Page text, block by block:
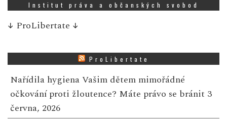
Institut práva a občanských svobod
↓ ProLibertate ↓
ProLibertate
Nařídila hygiena Vašim dětem mimořádné
očkování proti žloutence? Máte právo se bránit 3
června, 2026